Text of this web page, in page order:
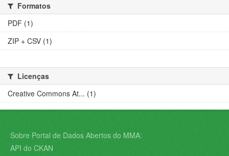
Formatos
PDF (1)
ZIP + CSV (1)
Licenças
Creative Commons At... (1)
Sobre Portal de Dados Abertos do MMA:
API do CKAN